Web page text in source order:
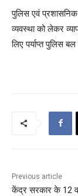
पुलिस एवं प्रशासनिक
व्यवस्था को लेकर
लिए पर्याप्त पुलिस
Previous article
केंद्र सरकार के 12